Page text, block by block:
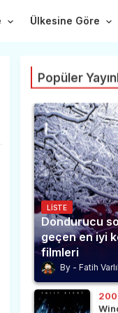
Ülkesine Göre
Popüler
LISTE
Dondurucu
geçen en iyi
filmleri
Fatih